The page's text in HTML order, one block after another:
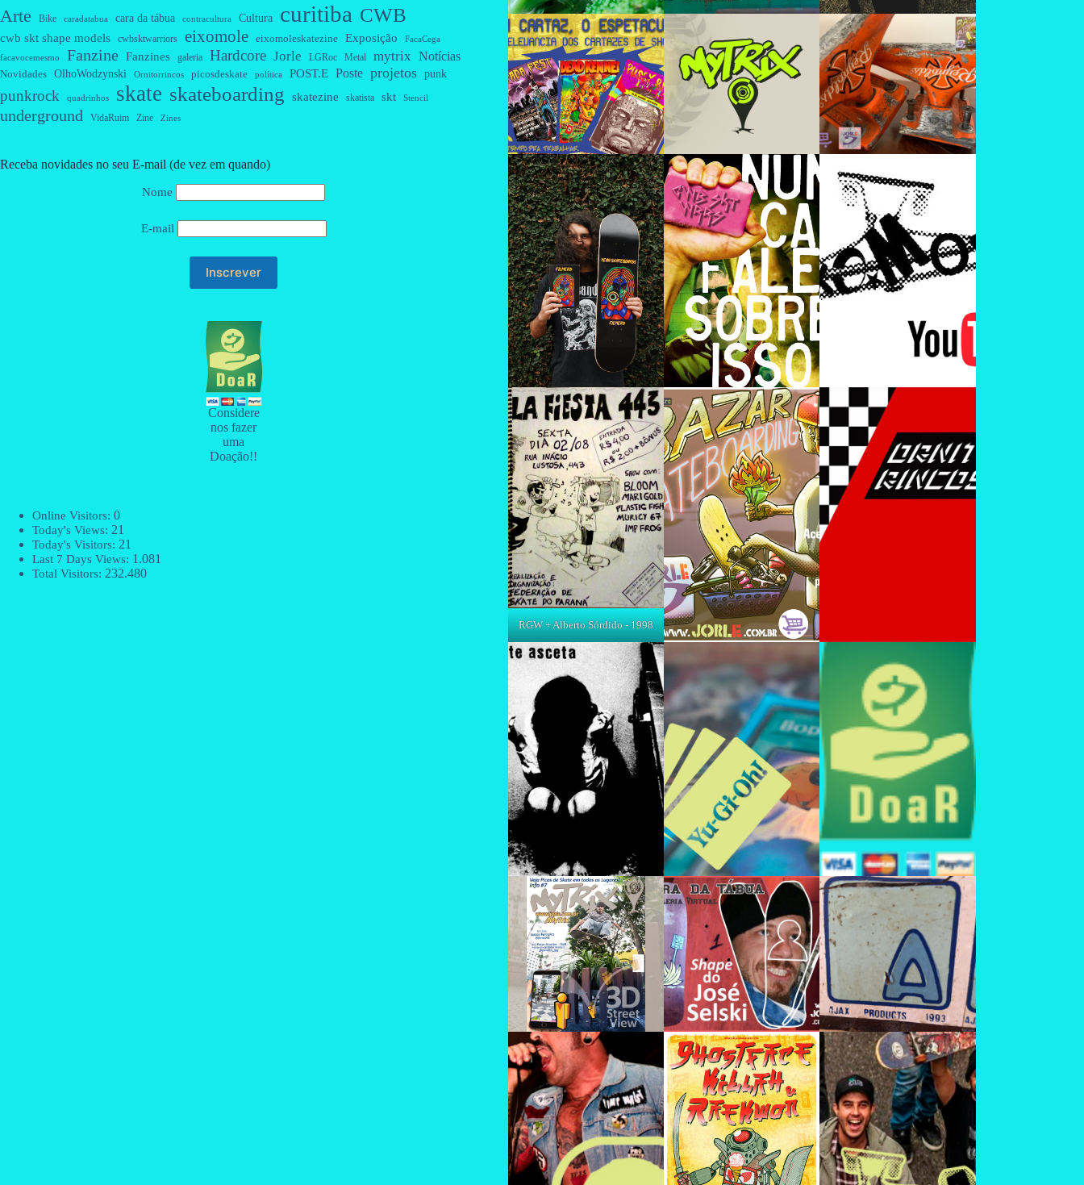
Arte Bike caradatabua cara da tábua contracultura Cultura curitiba CWB
cwb skt shape models cwbsktwarriors eixomole eixomoleskatezine Exposição FacaCega
facavocemesmo Fanzine Fanzines galeria Hardcore Jorle LGRoc Metal mytrix Notícias
Novidades OlhoWodzynski Ornitorrincos picosdeskate política POST.E Poste projetos punk
punkrock quadrinhos skate skateboarding skatezine skatista skt Stencil
underground VidaRuim Zine Zines
Receba novidades no seu E-mail (de vez em quando)
Nome
E-mail
Considere
nos fazer
uma
Doação!!
Online Visitors: 0
Today's Views: 21
Today's Visitors: 21
Last 7 Days Views: 1.081
Total Visitors: 232.480
RGW + Alberto Sórdido - 1998